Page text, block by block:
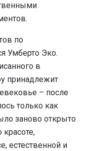
по
Умберто Эко.
в
принадлежит
– после
только как
заново открыто
естественной и